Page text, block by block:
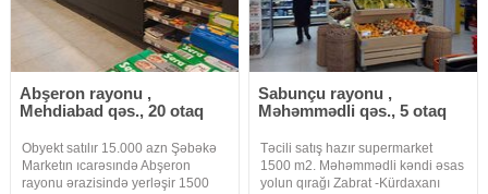
Abşeron rayonu ,
Mehdiabad qəs., 20 otaq
Obyekt satılır 15.000 azn Şəbəkə
Marketın ıcarəsındə Abşeron
rayonu ərazisində yerləşir 1500
Sabunçu rayonu ,
Məhəmmədli qəs., 5 otaq
Təcili satış hazır supermarket
1500 m2. Məhəmmədli kəndi əsas
yolun qırağı Zabrat -Kürdaxanı